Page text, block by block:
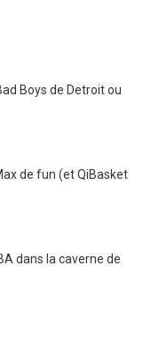
Boys de Detroit ou
de fun (et QiBasket
dans la caverne de